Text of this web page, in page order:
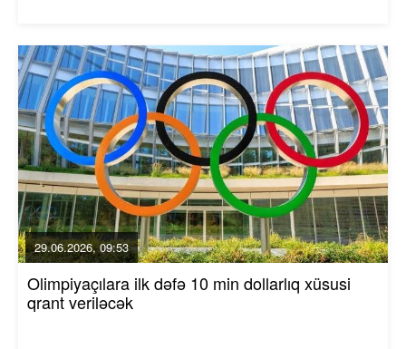
29.06.2026, 09:53
Olimpiyaçılara ilk dəfə 10 min dollarlıq xüsusi
qrant veriləcək